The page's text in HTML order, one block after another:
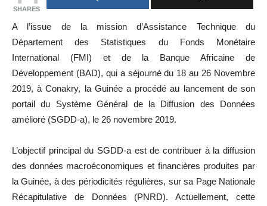
SHARES
A l’issue de la mission d’Assistance Technique du
Département des Statistiques du Fonds Monétaire
International (FMI) et de la Banque Africaine de
Développement (BAD), qui a séjourné du 18 au 26 Novembre
2019, à Conakry, la Guinée a procédé au lancement de son
portail du Système Général de la Diffusion des Données
amélioré (SGDD-a), le 26 novembre 2019.
L’objectif principal du SGDD-a est de contribuer à la diffusion
des données macroéconomiques et financières produites par
la Guinée, à des périodicités régulières, sur sa Page Nationale
Récapitulative de Données (PNRD). Actuellement, cette